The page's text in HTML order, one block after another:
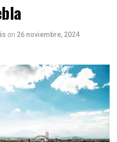
on 26 noviembre, 2024